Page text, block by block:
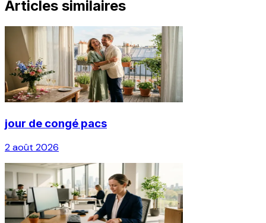
Articles similaires
jour de congé pacs
2 août 2026